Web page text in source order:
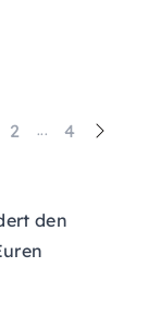
2 ... 4
den